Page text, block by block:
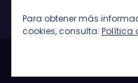
Para obtener más
cookies, consulta: Política